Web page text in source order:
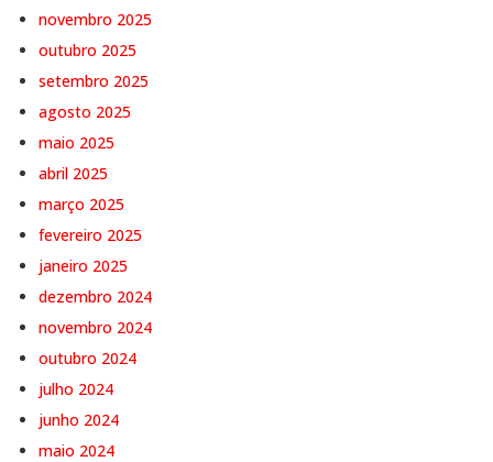
novembro 2025
outubro 2025
setembro 2025
agosto 2025
maio 2025
abril 2025
março 2025
fevereiro 2025
janeiro 2025
dezembro 2024
novembro 2024
outubro 2024
julho 2024
junho 2024
maio 2024